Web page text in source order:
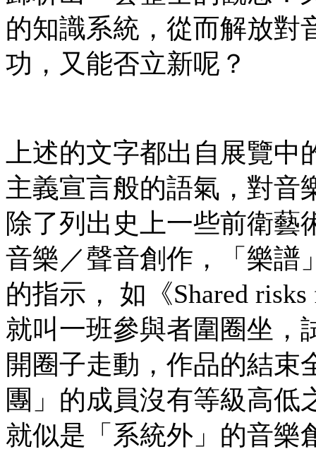
的知識系統，從而解放對
功，又能否立新呢？
上述的文字都出自展覽
主義宣言般的語氣，對音
除了列出史上一些前衛藝
音樂／聲音創作，「樂譜
的指示， 如《Shared
就叫一班參與者圍圈坐，
開圈子走動，作品的結束
團」的成員沒有等級高低
就似是「系統外」的音樂